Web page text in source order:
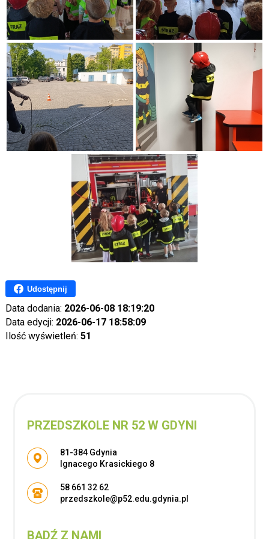
Udostępnij
Data dodania: 2026-06-08 18:19:20
Data edycji: 2026-06-17 18:58:09
Ilość wyświetleń: 51
PRZEDSZKOLE NR 52 W GDYNI
Adres pocztowy:
81-384 Gdynia
Ignacego Krasickiego 8
58 661 32 62
przedszkole@p52.edu.gdynia.pl
BĄDŹ Z NAMI